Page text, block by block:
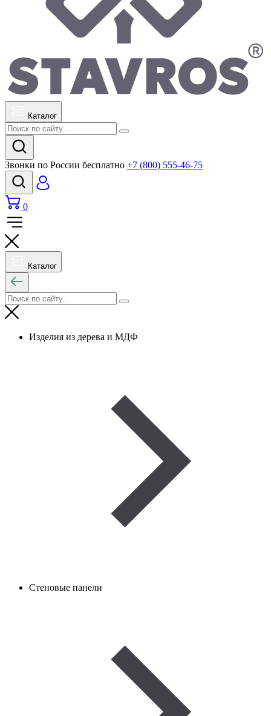
Каталог
Звонки по России бесплатно +7 (800) 555-46-75
0
Каталог
Изделия из дерева и МДФ
Стеновые панели